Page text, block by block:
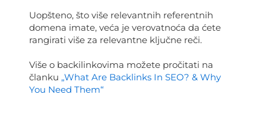
Uopšteno, što više relevantnih referentnih
domena imate, veća je verovatnoća da ćete
rangirati više za relevantne ključne reči.
Više o backilinkovima možete pročitati na
članku „What Are Backlinks In SEO? & Why
You Need Them“